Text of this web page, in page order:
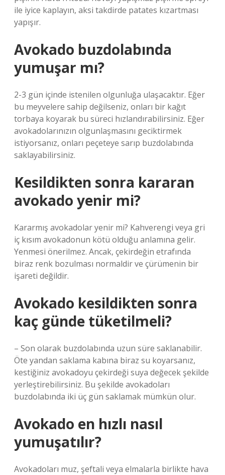
ile iyice kaplayın, aksi takdirde patates kızartması
yapışır.
Avokado buzdolabında
yumuşar mı?
2-3 gün içinde istenilen olgunluğa ulaşacaktır. Eğer
bu meyvelere sahip değilseniz, onları bir kağıt
torbaya koyarak bu süreci hızlandırabilirsiniz. Eğer
avokadolarınızın olgunlaşmasını geciktirmek
istiyorsanız, onları peçeteye sarıp buzdolabında
saklayabilirsiniz.
Kesildikten sonra kararan
avokado yenir mi?
Kararmış avokadolar yenir mi? Kahverengi veya gri
iç kısım avokadonun kötü olduğu anlamına gelir.
Yenmesi önerilmez. Ancak, çekirdeğin etrafında
biraz renk bozulması normaldir ve çürümenin bir
işareti değildir.
Avokado kesildikten sonra
kaç günde tüketilmeli?
– Son olarak buzdolabında uzun süre saklanabilir.
Öte yandan saklama kabına biraz su koyarsanız,
kestiğiniz avokadoyu çekirdeği suya değecek şekilde
yerleştirebilirsiniz. Bu şekilde avokadoları
buzdolabında iki üç gün saklamak mümkün olur.
Avokado en hızlı nasıl
yumuşatılır?
Avokadoları muz, şeftali veya elmalarla birlikte hava